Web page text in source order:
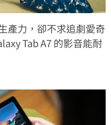
產力，卻不求追劇愛奇
Tab A7 的影音能耐